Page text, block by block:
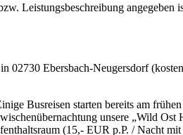
Leistungsbeschreibung
02730 Ebersbach-Neugersdorf
Busreisen starten bereits am
unsere „Wild
(15,- EUR p.P. / Nacht